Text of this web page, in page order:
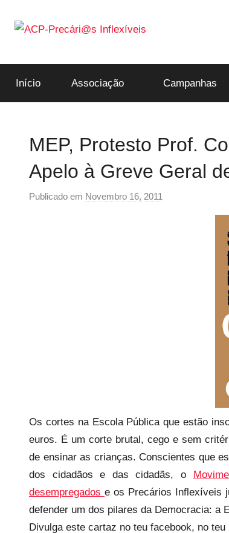
para
ACP-
Precári@s
Início Associação Campanhas
MEP, Protesto Prof.
Apelo à Greve Geral
Publicado em Novembro 16, 2011
e
x
i
v
e
i
Os cortes na Escola Pública que estão
euros. É um corte brutal, cego e sem
de ensinar as crianças. Conscientes que
dos cidadãos e das cidadãs, o
desempregadose os Precários Inflexíveis
defender um dos pilares da Democracia: a
Divulga este cartaz no teu facebook, no